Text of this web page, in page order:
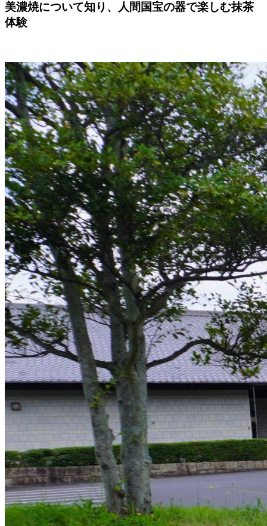
美濃焼について知り、人間国宝の器で楽しむ抹茶
体験